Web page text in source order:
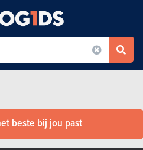
beste bij jou past